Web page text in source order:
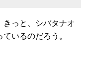
きっと、シバタナオ
いるのだろう。